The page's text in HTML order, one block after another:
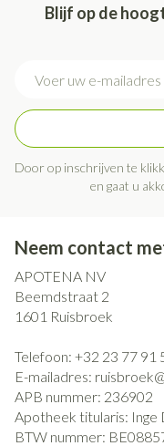
Blijf op de
Door op inschrijven te
en gaat u
Neem contact
APOTENA NV
Beemdstraat 2
1601 Ruisbroek
Telefoon: +32 23 77 91
E-mailadres:
APB nummer: 236902
Apotheek titularis: Inge
BTW nummer: